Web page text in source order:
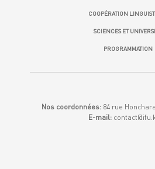
COOPÉRATION
SCIENCES ET
PROGRAMMATION
Nos coordonnées:84 rue
E-mail: